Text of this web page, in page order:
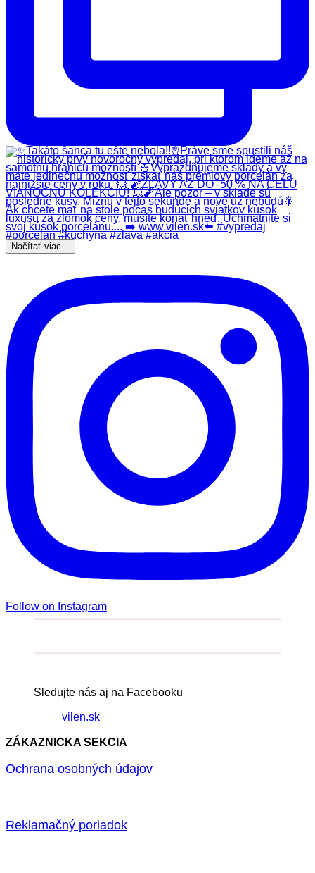
Načítať viac...
Follow on Instagram
Sledujte nás aj na Facebooku
vilen.sk
ZÁKAZNICKA SEKCIA
Ochrana osobných údajov
Reklamačný poriadok